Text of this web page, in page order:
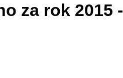
za rok 2015 -